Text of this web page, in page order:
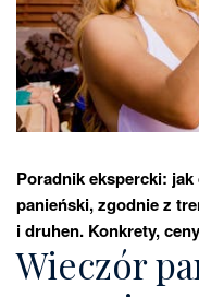
Poradnik ekspercki:
panieński, zgodnie z
i druhen. Konkrety,
Wieczór